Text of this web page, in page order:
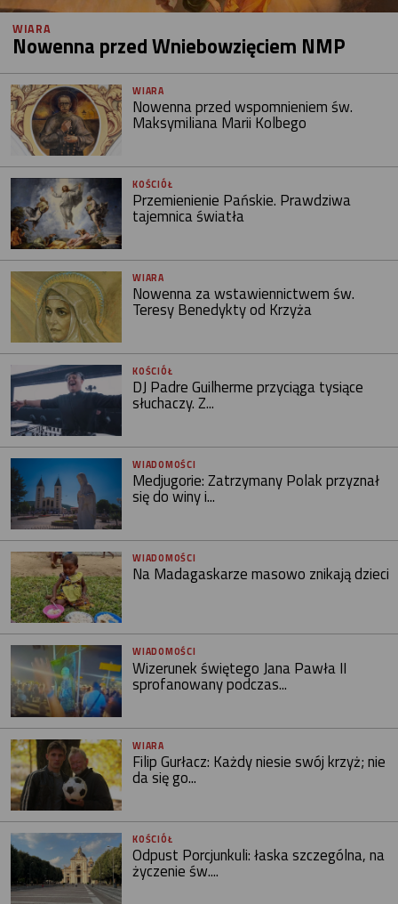
WIARA
Nowenna przed Wniebowzięciem NMP
WIARA
Nowenna przed wspomnieniem św.
Maksymiliana Marii Kolbego
KOŚCIÓŁ
Przemienienie Pańskie. Prawdziwa
tajemnica światła
WIARA
Nowenna za wstawiennictwem św.
Teresy Benedykty od Krzyża
KOŚCIÓŁ
DJ Padre Guilherme przyciąga tysiące
słuchaczy. Z...
WIADOMOŚCI
Medjugorie: Zatrzymany Polak przyznał
się do winy i...
WIADOMOŚCI
Na Madagaskarze masowo znikają dzieci
WIADOMOŚCI
Wizerunek świętego Jana Pawła II
sprofanowany podczas...
WIARA
Filip Gurłacz: Każdy niesie swój krzyż; nie
da się go...
KOŚCIÓŁ
Odpust Porcjunkuli: łaska szczególna, na
życzenie św....